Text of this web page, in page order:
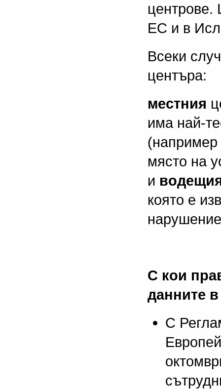
центрове.
ЕС и в
Всеки
центъра:
местния
има най-
(например
място на
и
която е
С кои
данните
С